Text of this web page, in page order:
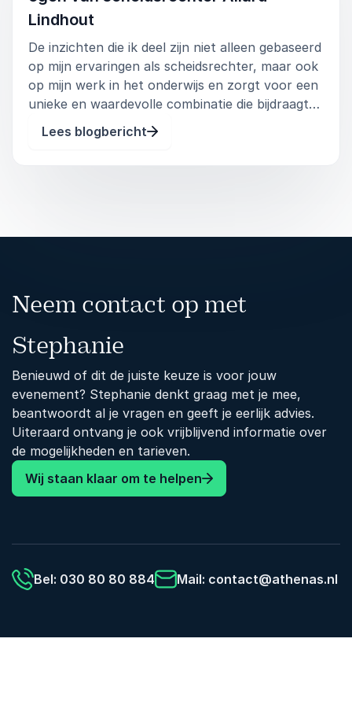
Lindhout
De inzichten die ik deel zijn niet alleen gebaseerd
op mijn ervaringen als scheidsrechter, maar ook
op mijn werk in het onderwijs en zorgt voor een
unieke en waardevolle combinatie die bijdraagt
aan meer effectiviteit, voldoening en betekenis
in het werk en l
Lees blogbericht
Neem contact op met
Stephanie
Benieuwd of dit de juiste keuze is voor jouw
evenement? Stephanie denkt graag met je mee,
beantwoordt al je vragen en geeft je eerlijk advies.
Uiteraard ontvang je ook vrijblijvend informatie over
de mogelijkheden en tarieven.
Wij staan klaar om te helpen
Bel: 030 80 80 884 Mail: contact@athenas.nl